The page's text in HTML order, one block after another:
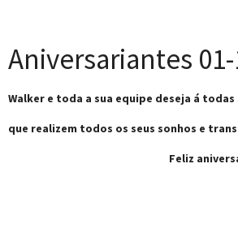
Aniversariantes
Walker e toda a sua equipe deseja á
que realizem todos os seus sonhos e
Feliz